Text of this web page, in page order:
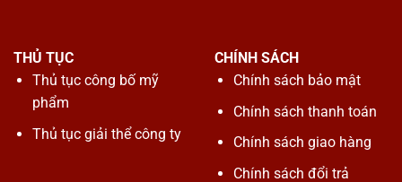
THỦ TỤC
Thủ tục công bố mỹ
phẩm
Thủ tục giải thể công ty
CHÍNH SÁCH
Chính sách bảo mật
Chính sách thanh toán
Chính sách giao hàng
Chính sách đổi trả